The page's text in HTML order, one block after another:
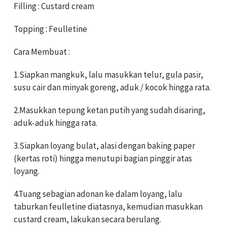
Filling : Custard cream
Topping : Feulletine
Cara Membuat :
1.Siapkan mangkuk, lalu masukkan telur, gula pasir,
susu cair dan minyak goreng, aduk / kocok hingga rata.
2.Masukkan tepung ketan putih yang sudah disaring,
aduk-aduk hingga rata.
3.Siapkan loyang bulat, alasi dengan baking paper
(kertas roti) hingga menutupi bagian pinggir atas
loyang.
4.Tuang sebagian adonan ke dalam loyang, lalu
taburkan feulletine diatasnya, kemudian masukkan
custard cream, lakukan secara berulang.